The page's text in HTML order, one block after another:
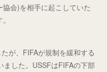
会)を相手に起こしていた
が、FIFAが規制を緩和する
した。USSFはFIFAの下部